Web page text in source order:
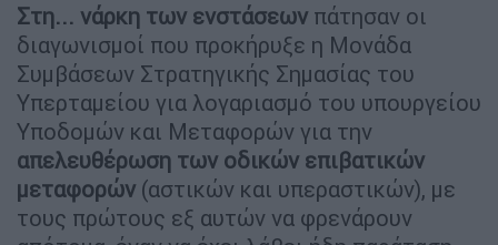
Στη... νάρκη των ενστάσεων πάτησαν οι
διαγωνισμοί που προκήρυξε η Μονάδα
Συμβάσεων Στρατηγικής Σημασίας του
Υπερταμείου για λογαριασμό του υπουργείου
Υποδομών και Μεταφορών για την
απελευθέρωση των οδικών επιβατικών
μεταφορών (αστικών και υπεραστικών), με
τους πρώτους εξ αυτών να φρενάρουν